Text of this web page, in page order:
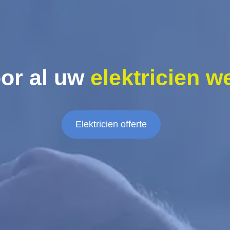
al uw elektricien
Elektricien offerte